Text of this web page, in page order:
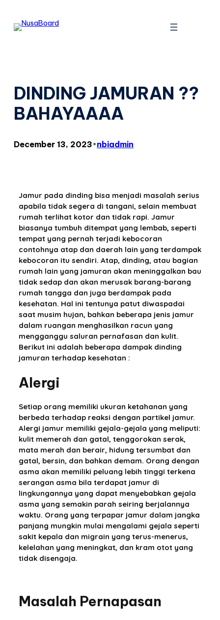
DINDING JAMURAN ??
BAHAYAAAA
December 13, 2023•nbiadmin
Jamur pada dinding bisa menjadi masalah serius
apabila tidak segera di tangani, selain membuat
rumah terlihat kotor dan tidak rapi. Jamur
biasanya tumbuh ditempat yang lembab, seperti
tempat yang pernah terjadi kebocoran
contohnya atap dan daerah lain yang terdampak
kebocoran itu sendiri. Atap, dinding, atau bagian
rumah lain yang jamuran akan meninggalkan bau
tidak sedap dan akan merusak barang-barang
rumah tangga dan juga berdampak pada
kesehatan. Hal ini tentunya patut diwaspadai
saat musim hujan, bahkan beberapa jenis jamur
dalam ruangan menghasilkan racun yang
mengganggu saluran pernafasan dan kulit.
Berikut ini adalah beberapa dampak dinding
jamuran terhadap kesehatan :
Alergi
Setiap orang memiliki ukuran ketahanan yang
berbeda terhadap reaksi dengan partikel jamur.
Alergi jamur memiliki gejala-gejala yang meliputi:
kulit memerah dan gatal, tenggorokan serak,
mata merah dan berair, hidung tersumbat dan
gatal, bersin, dan bahkan demam. Orang dengan
asma akan memiliki peluang lebih tinggi terkena
serangan asma bila terdapat jamur di
lingkungannya yang dapat menyebabkan gejala
asma yang semakin parah seiring berjalannya
waktu. Orang yang terpapar jamur dalam jangka
panjang mungkin mulai mengalami gejala seperti
sakit kepala dan migrain yang terus-menerus,
kelelahan yang meningkat, dan kram otot yang
tidak disengaja.
Masalah Pernapasan